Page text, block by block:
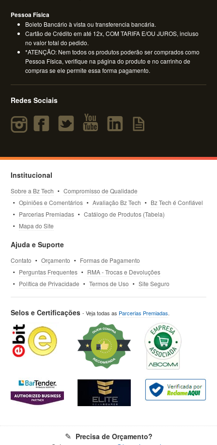
Pessoa Física
Boleto Bancário à vista ou transferencia bancária.
Cartão de Crédito em até 12x, COM TARIFA E/OU JUROS, incluso
no valor total do pedido.
*ATENÇÃO: Nem todos os produtos poderão ser comprados como
Pessoa Física, verifique na página do produto e no carrinho de
compras se ele permite essa forma pagamento.
Redes Sociais
Institucional
Sobre a Bz Tech
Compromisso de Qualidade
Opiniões e Comentários
Avaliação Bz Tech
Bz Tech é Confiável
Parcerias Premiadas
Catálogo de Produtos (Tabela)
Mapa do Site
Ajuda e Suporte
Contato Orçamento
Formas de Pagamento
Perguntas Frequentes
RMA - Trocas e Devoluções
Política de Privacidade
Termos de Uso Site Seguro
Selos e Certificações- Veja todas as Parcerias Premiadas.
Precisa de Orçamento?